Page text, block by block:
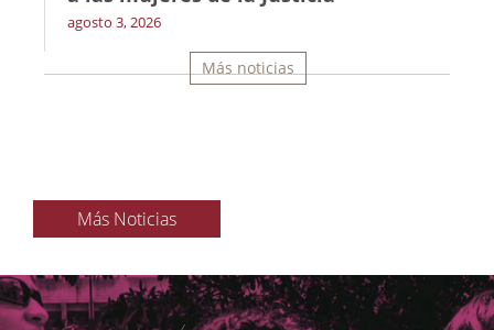
agosto 3, 2026
Más noticias
Más Noticias